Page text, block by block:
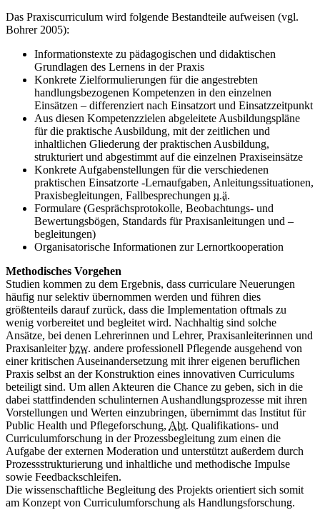
Das Praxiscurriculum wird folgende Bestandteile aufweisen (vgl.
Bohrer 2005):
Informationstexte zu pädagogischen und didaktischen
Grundlagen des Lernens in der Praxis
Konkrete Zielformulierungen für die angestrebten
handlungsbezogenen Kompetenzen in den einzelnen
Einsätzen – differenziert nach Einsatzort und Einsatzzeitpunkt
Aus diesen Kompetenzzielen abgeleitete Ausbildungspläne
für die praktische Ausbildung, mit der zeitlichen und
inhaltlichen Gliederung der praktischen Ausbildung,
strukturiert und abgestimmt auf die einzelnen Praxiseinsätze
Konkrete Aufgabenstellungen für die verschiedenen
praktischen Einsatzorte -Lernaufgaben, Anleitungssituationen,
Praxisbegleitungen, Fallbesprechungen u.ä.
Formulare (Gesprächsprotokolle, Beobachtungs- und
Bewertungsbögen, Standards für Praxisanleitungen und –
begleitungen)
Organisatorische Informationen zur Lernortkooperation
Methodisches Vorgehen
Studien kommen zu dem Ergebnis, dass curriculare Neuerungen
häufig nur selektiv übernommen werden und führen dies
größtenteils darauf zurück, dass die Implementation oftmals zu
wenig vorbereitet und begleitet wird. Nachhaltig sind solche
Ansätze, bei denen Lehrerinnen und Lehrer, Praxisanleiterinnen und
Praxisanleiterbzw. andere professionell Pflegende ausgehend von
einer kritischen Auseinandersetzung mit ihrer eigenen beruflichen
Praxis selbst an der Konstruktion eines innovativen Curriculums
beteiligt sind. Um allen Akteuren die Chance zu geben, sich in die
dabei stattfindenden schulinternen Aushandlungsprozesse mit ihren
Vorstellungen und Werten einzubringen, übernimmt das Institut für
Public Health und Pflegeforschung, Abt. Qualifikations- und
Curriculumforschung in der Prozessbegleitung zum einen die
Aufgabe der externen Moderation und unterstützt außerdem durch
Prozessstrukturierung und inhaltliche und methodische Impulse
sowie Feedbackschleifen.
Die wissenschaftliche Begleitung des Projekts orientiert sich somit
am Konzept von Curriculumforschung als Handlungsforschung.